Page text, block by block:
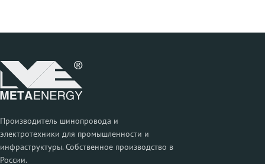
Производитель шинопровода и
электротехники для промышленности и
инфраструктуры. Собственное производство в
России.